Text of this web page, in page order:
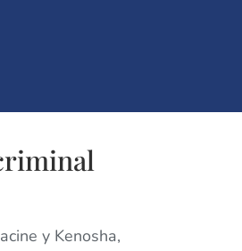
y Kenosha,